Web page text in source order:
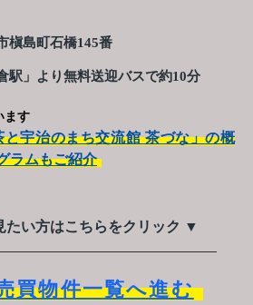
槇島町石橋145番
駅」より無料送迎バスで約10分
ます
宇治のまち交流館 茶づな」の概
ラムもご紹介
たい方はこちらをクリック ▼
買物件一覧へ進む